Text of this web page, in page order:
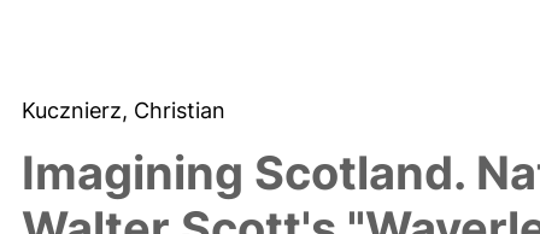
Kucznierz, Christian
Imagining Scotland.